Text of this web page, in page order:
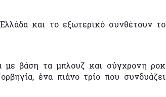
και το εξωτερικό συνθέτουν το
βάση τα μπλουζ και σύγχρονη ροκ
ένα πιάνο τρίο που συνδυάζει